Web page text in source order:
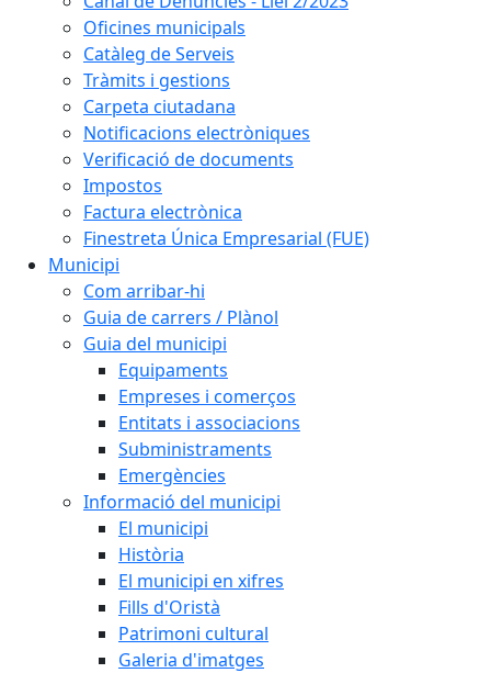
Oficines municipals
Catàleg de Serveis
Tràmits i gestions
Carpeta ciutadana
Notificacions electròniques
Verificació de documents
Impostos
Factura electrònica
Finestreta Única Empresarial (FUE)
Municipi
Com arribar-hi
Guia de carrers / Plànol
Guia del municipi
Equipaments
Empreses i comerços
Entitats i associacions
Subministraments
Emergències
Informació del municipi
El municipi
Història
El municipi en xifres
Fills d'Oristà
Patrimoni cultural
Galeria d'imatges